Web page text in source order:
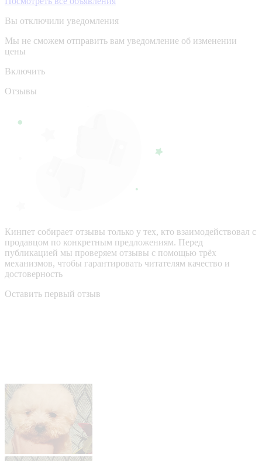
Вы отключили уведомления
Мы не сможем отправить вам уведомление об изменении
цены
Включить
Отзывы
Кинпет собирает отзывы только у тех, кто взаимодействовал с
продавцом по конкретным предложениям. Перед
публикацией мы проверяем отзывы с помощью трёх
механизмов, чтобы гарантировать читателям качество и
достоверность
Оставить первый отзыв